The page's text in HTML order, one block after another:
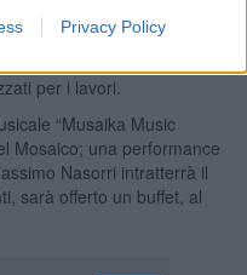
Privacy Policy
la proiezione in
regista Laura Santelli. Ospiti
per i lavori.
“Musaika Music
Mosaico; una performance
Nasorri intratterrà il
sarà offerto un buffet, al